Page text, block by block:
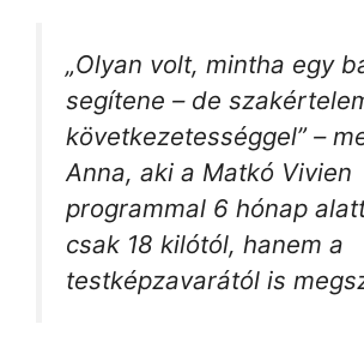
„Olyan volt, mintha egy
segítene – de
következetességgel” –
Anna, aki a Matkó Vivien
programmal 6 hónap
csak 18 kilótól, hanem a
testképzavarától is